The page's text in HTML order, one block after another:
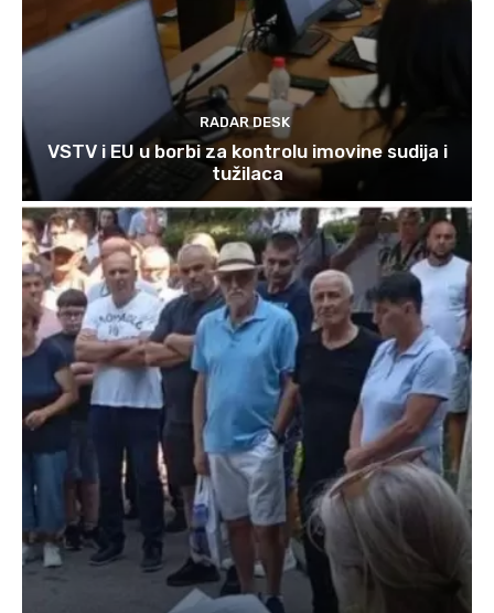
RADAR DESK
VSTV i EU u borbi za kontrolu imovine sudija i
tužilaca